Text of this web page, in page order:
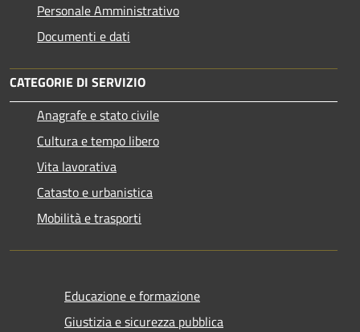
Personale Amministrativo
Documenti e dati
CATEGORIE DI SERVIZIO
Anagrafe e stato civile
Cultura e tempo libero
Vita lavorativa
Catasto e urbanistica
Mobilità e trasporti
Educazione e formazione
Giustizia e sicurezza pubblica